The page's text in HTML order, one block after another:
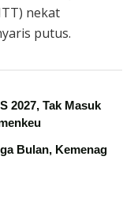
nekat
putus.
2027, Tak Masuk
Bulan, Kemenag